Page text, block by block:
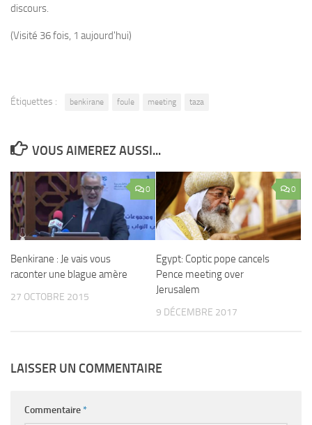
discours.
(Visité 36 fois, 1 aujourd'hui)
Étiquettes : benkirane foule meeting taza
VOUS AIMEREZ AUSSI...
0
Benkirane : Je vais vous
raconter une blague amère
27 OCTOBRE 2015
0
Egypt: Coptic pope cancels
Pence meeting over
Jerusalem
9 DÉCEMBRE 2017
LAISSER UN COMMENTAIRE
Commentaire*